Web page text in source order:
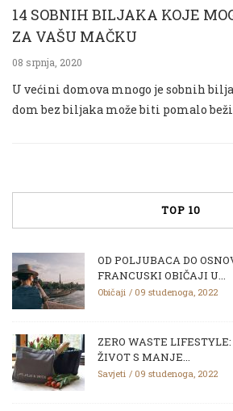
14 SOBNIH BILJAKA KOJE
ZA VAŠU MAČKU
08 srpnja, 2020
U većini domova mnogo je sobnih
dom bez biljaka može biti pomalo
TOP 10
OD POLJUBACA DO
FRANCUSKI OBIČAJI U...
Običaji 09 studenoga, 2022
ZERO WASTE
ŽIVOT S MANJE...
Savjeti 09 studenoga, 2022